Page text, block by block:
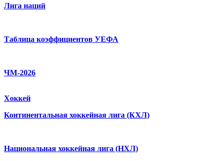
Лига наций
Таблица коэффициентов УЕФА
ЧМ-2026
Хоккей
Континентальная хоккейная лига (КХЛ)
Национальная хоккейная лига (НХЛ)